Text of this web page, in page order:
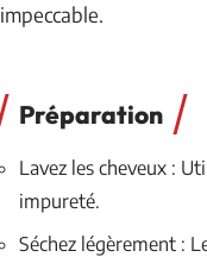
impeccable.
Préparation
Lavez les cheveux :
impureté.
Séchez légèrement :